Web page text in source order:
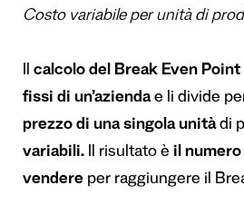
Costo variabile per unità di
Il calcolo del Break Even Point
fissi di un’aziendae li divide
prezzo di una singola unitàdi
variabili. Il risultato è il
vendere per raggiungere il